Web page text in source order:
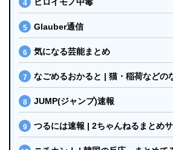
Glauber通信
気になる芸能まとめ
なごめるおかると | 猫・稲荷などの
JUMP(ジャンプ)速報
つるには速報 | 2ちゃんねるまとめサ